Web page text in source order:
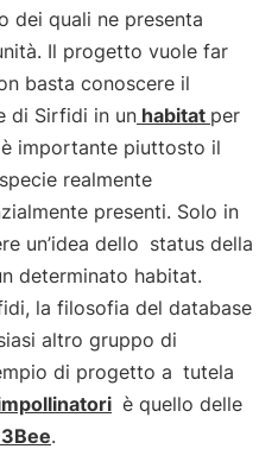
dei quali ne presenta
Il progetto vuole far
basta conoscere il
di Sirfidi in un habitat per
importante piuttosto il
realmente
presenti. Solo in
un’idea dello status della
determinato habitat.
la filosofia del database
altro gruppo di
di progetto a tutela
è quello delle
.